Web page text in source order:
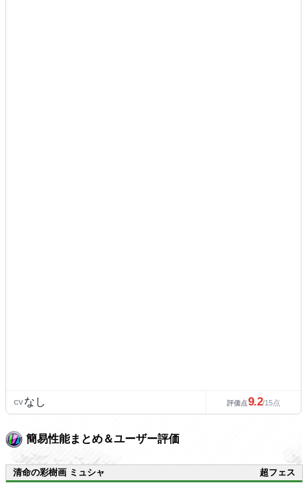
CVなし 評価点9.2/15点
簡易性能まとめ＆ユーザー評価
清命の彩樹画 ミュシャ 超フェス